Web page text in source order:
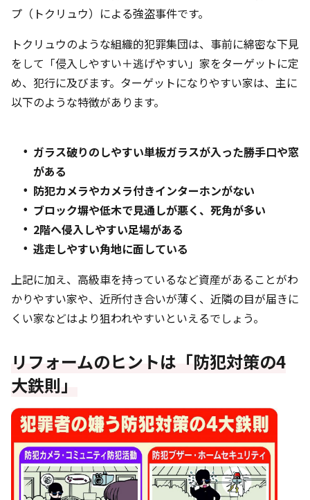
プ（トクリュウ）による強盗事件です。
トクリュウのような組織的犯罪集団は、事前に綿密な下見
をして「侵入しやすい＋逃げやすい」家をターゲットに定
め、犯行に及びます。ターゲットになりやすい家は、主に
以下のような特徴があります。
ガラス破りのしやすい単板ガラスが入った勝手口や窓
がある
防犯カメラやカメラ付きインターホンがない
ブロック塀や低木で見通しが悪く、死角が多い
2階へ侵入しやすい足場がある
逃走しやすい角地に面している
上記に加え、高級車を持っているなど資産があることがわ
かりやすい家や、近所付き合いが薄く、近隣の目が届きに
くい家などはより狙われやすいといえるでしょう。
リフォームのヒントは「防犯対策の4
大鉄則」